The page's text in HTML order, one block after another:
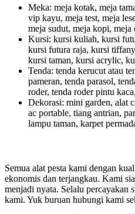
Meka: meja kotak, meja
vip kayu, meja test, meja
meja sudut, meja kopi,
Kursi: kursi kuliah, kursi
kursi futura raja, kursi
kursi taman, kursi acrylic,
Tenda: tenda kerucut atau
pameran, tenda parasol,
roder, tenda roder pintu
Dekorasi: mini garden, alat
ac portable, tiang antrian,
lampu taman, karpet
Semua alat pesta kami dengan
ekonomis dan terjangkau. Kami
menjadi nyata. Selalu percayakan
kami. Yuk buruan hubungi kami